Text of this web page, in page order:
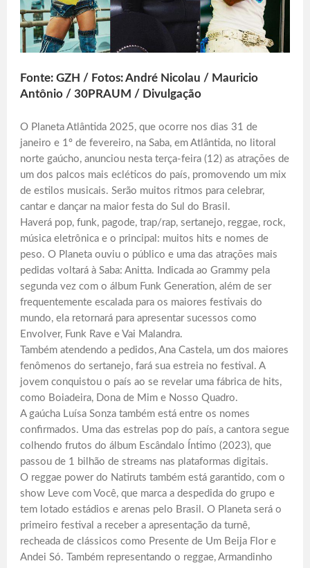
Fonte: GZH / Fotos: André Nicolau / Mauricio
Antônio / 30PRAUM / Divulgação
O Planeta Atlântida 2025, que ocorre nos dias 31 de
janeiro e 1º de fevereiro, na Saba, em Atlântida, no litoral
norte gaúcho, anunciou nesta terça-feira (12) as atrações de
um dos palcos mais ecléticos do país, promovendo um mix
de estilos musicais. Serão muitos ritmos para celebrar,
cantar e dançar na maior festa do Sul do Brasil.
Haverá pop, funk, pagode, trap/rap, sertanejo, reggae, rock,
música eletrônica e o principal: muitos hits e nomes de
peso. O Planeta ouviu o público e uma das atrações mais
pedidas voltará à Saba: Anitta. Indicada ao Grammy pela
segunda vez com o álbum Funk Generation, além de ser
frequentemente escalada para os maiores festivais do
mundo, ela retornará para apresentar sucessos como
Envolver, Funk Rave e Vai Malandra.
Também atendendo a pedidos, Ana Castela, um dos maiores
fenômenos do sertanejo, fará sua estreia no festival. A
jovem conquistou o país ao se revelar uma fábrica de hits,
como Boiadeira, Dona de Mim e Nosso Quadro.
A gaúcha Luísa Sonza também está entre os nomes
confirmados. Uma das estrelas pop do país, a cantora segue
colhendo frutos do álbum Escândalo Íntimo (2023), que
passou de 1 bilhão de streams nas plataformas digitais.
O reggae power do Natiruts também está garantido, com o
show Leve com Você, que marca a despedida do grupo e
tem lotado estádios e arenas pelo Brasil. O Planeta será o
primeiro festival a receber a apresentação da turnê,
recheada de clássicos como Presente de Um Beija Flor e
Andei Só. Também representando o reggae, Armandinho